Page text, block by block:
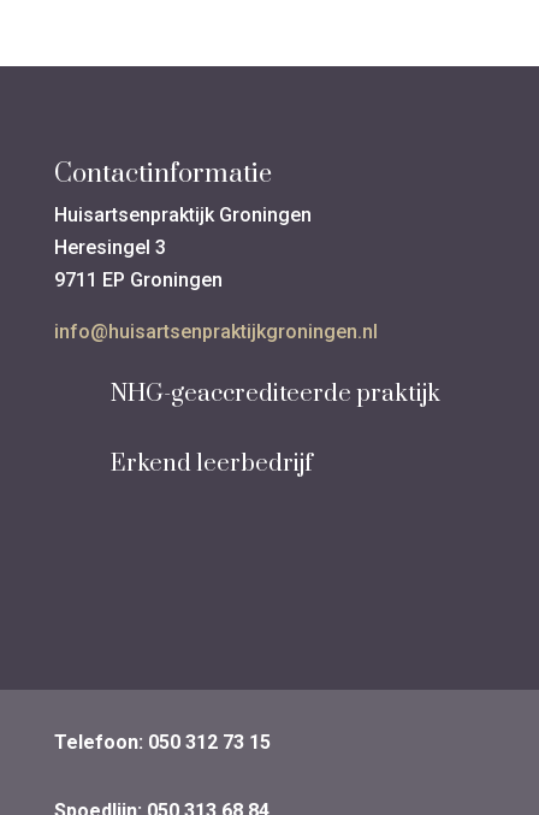
Contactinformatie
Huisartsenpraktijk Groningen
Heresingel 3
9711 EP Groningen
info@huisartsenpraktijkgroningen.nl
NHG-geaccrediteerde praktijk
Erkend leerbedrijf
Telefoon: 050 312 73 15